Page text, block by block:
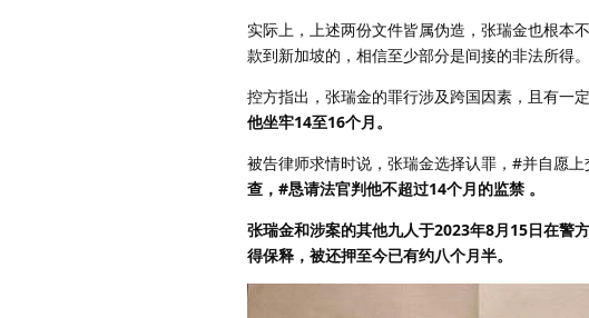
实际上，上述两份文件皆属伪造，张瑞金也根本
款到新加坡的，相信至少部分是间接的非法所得。
控方指出，张瑞金的罪行涉及跨国因素，且有一
他坐牢14至16个月。
被告律师求情时说，张瑞金选择认罪，#并自愿
查， #恳请法官判他不超过14个月的监禁 。
张瑞金和涉案的其他九人于2023年8月15日在警
得保释，被还押至今已有约八个月半。